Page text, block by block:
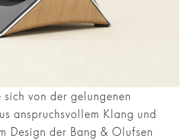
sich von der gelungenen
anspruchsvollem Klang und
Design der Bang & Olufsen